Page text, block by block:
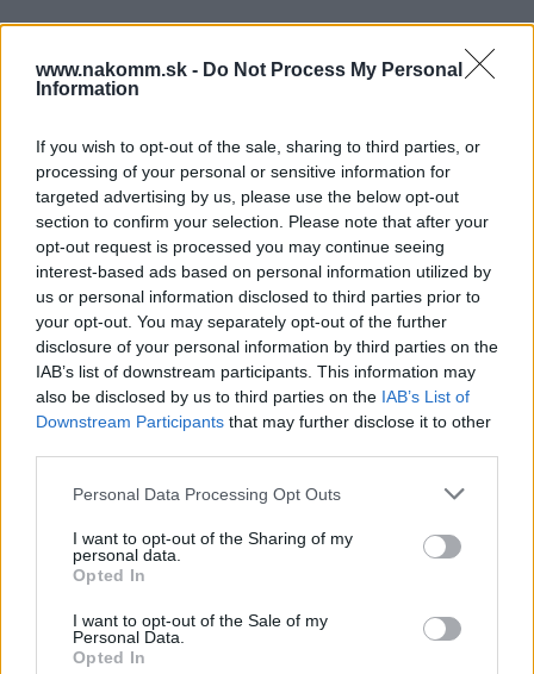
www.nakomm.sk - Do Not Process My Personal
Information
If you wish to opt-out of the sale, sharing to third parties, or
processing of your personal or sensitive information for
targeted advertising by us, please use the below opt-out
section to confirm your selection. Please note that after your
opt-out request is processed you may continue seeing
interest-based ads based on personal information utilized by
us or personal information disclosed to third parties prior to
your opt-out. You may separately opt-out of the further
disclosure of your personal information by third parties on the
IAB’s list of downstream participants. This information may
also be disclosed by us to third parties on the IAB’s List of
Downstream Participants that may further disclose it to other
Personal Data Processing Opt Outs
I want to opt-out of the Sharing of my
personal data.
Opted In
I want to opt-out of the Sale of my
Personal Data.
Opted In
Prečo si vybrať tento produkt?
Vešiak TOLEDO so zaoblenými hranami a mimoriadnym tvarom
zmení váš interiér a dodá mu jedinečnosť.
Parametre
EAN: 5902801225307
Výrobca: GTV
Kategórie: Vešiaky
Farba: